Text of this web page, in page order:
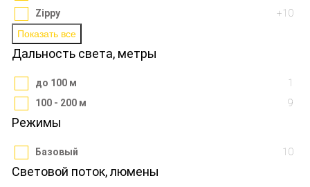
Zippy
+10
Показать все
Дальность света, метры
до 100 м
1
100 - 200 м
9
Режимы
Базовый 10
Световой поток, люмены